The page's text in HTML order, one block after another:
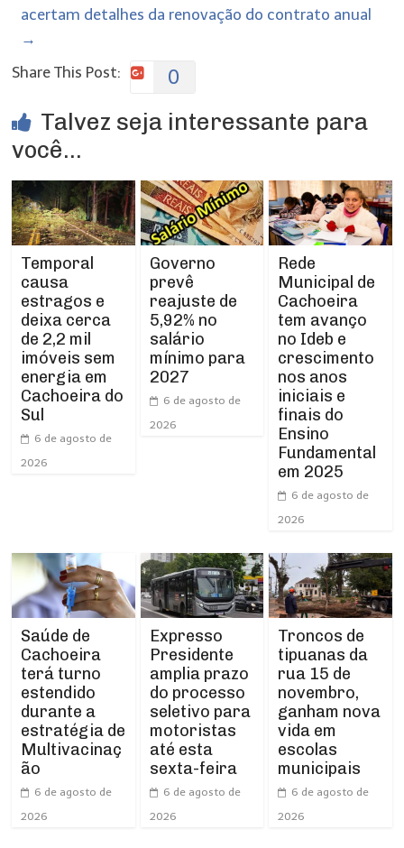
acertam detalhes da renovação do contrato anual
→
Share This Post:
0
Talvez seja interessante para
você...
Temporal
causa
estragos e
deixa cerca
de 2,2 mil
imóveis sem
energia em
Cachoeira do
Sul
6 de agosto de
2026
Governo
prevê
reajuste de
5,92% no
salário
mínimo para
2027
6 de agosto de
2026
Rede
Municipal de
Cachoeira
tem avanço
no Ideb e
crescimento
nos anos
iniciais e
finais do
Ensino
Fundamental
em 2025
6 de agosto de
2026
Saúde de
Cachoeira
terá turno
estendido
durante a
estratégia de
Multivacinaç
ão
6 de agosto de
2026
Expresso
Presidente
amplia prazo
do processo
seletivo para
motoristas
até esta
sexta-feira
6 de agosto de
2026
Troncos de
tipuanas da
rua 15 de
novembro,
ganham nova
vida em
escolas
municipais
6 de agosto de
2026